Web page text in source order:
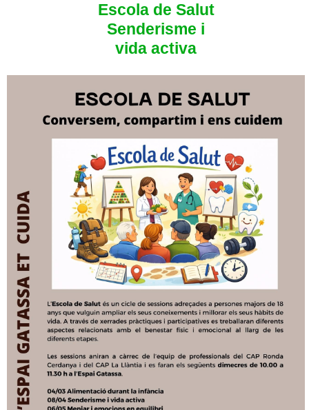
Escola de Salut
Senderisme i
vida activa